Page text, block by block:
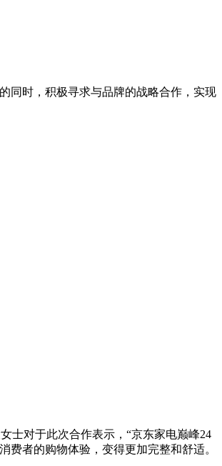
同时，积极寻求与品牌的战略合作，实现
士对于此次合作表示，“京东家电巅峰24
者的购物体验，变得更加完整和舒适。